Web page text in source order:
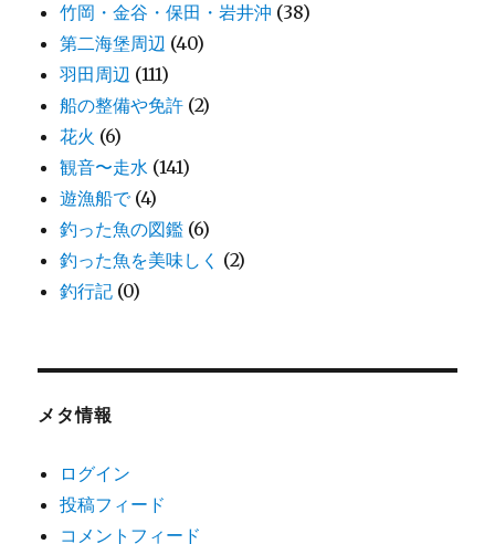
竹岡・金谷・保田・岩井沖 (38)
第二海堡周辺 (40)
羽田周辺 (111)
船の整備や免許 (2)
花火 (6)
観音〜走水 (141)
遊漁船で(4)
釣った魚の図鑑 (6)
釣った魚を美味しく (2)
釣行記 (0)
メタ情報
ログイン
投稿フィード
コメントフィード